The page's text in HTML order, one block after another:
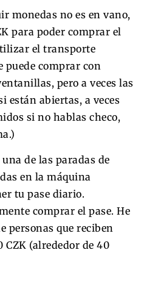
monedas no es en vano,
para poder comprar el
el transporte
puede comprar con
pero a veces las
están abiertas, a veces
si no hablas checo,
de las paradas de
en la máquina
tu pase diario.
comprar el pase. He
personas que reciben
CZK (alrededor de 40